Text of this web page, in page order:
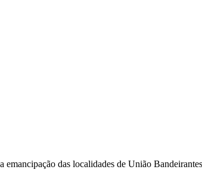
das localidades de União